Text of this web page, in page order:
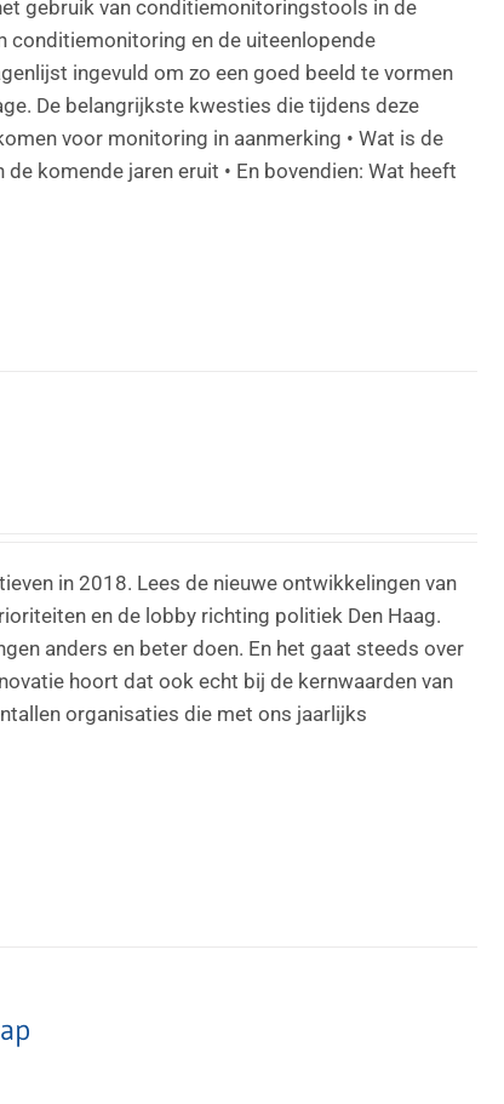
gebruik van conditiemonitoringstools in de
conditiemonitoring en de uiteenlopende
ingevuld om zo een goed beeld te vormen
De belangrijkste kwesties die tijdens deze
voor monitoring in aanmerking • Wat is de
komende jaren eruit • En bovendien: Wat heeft
in 2018. Lees de nieuwe ontwikkelingen van
en de lobby richting politiek Den Haag.
anders en beter doen. En het gaat steeds over
hoort dat ook echt bij de kernwaarden van
organisaties die met ons jaarlijks